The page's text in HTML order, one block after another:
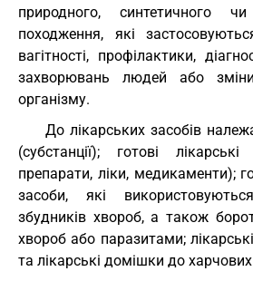
природного, синтетичного чи
походження, які
вагітності, профілактики,
захворювань людей або
організму.
До лікарських засобів
(субстанції); готові
препарати, ліки, медикаменти);
засоби, які
збудників хвороб, а також
хвороб або паразитами;
та лікарські домішки до